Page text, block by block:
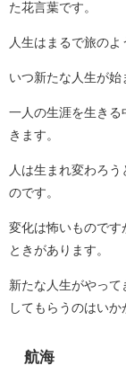
た花言葉です。
人生はまるで旅のよ
いつ新たな人生が始
一人の生涯を生きる
きます。
人は生まれ変わろ
のです。
変化は怖いものです
ときがあります。
新たな人生がやっ
してもらうのはいか
航海